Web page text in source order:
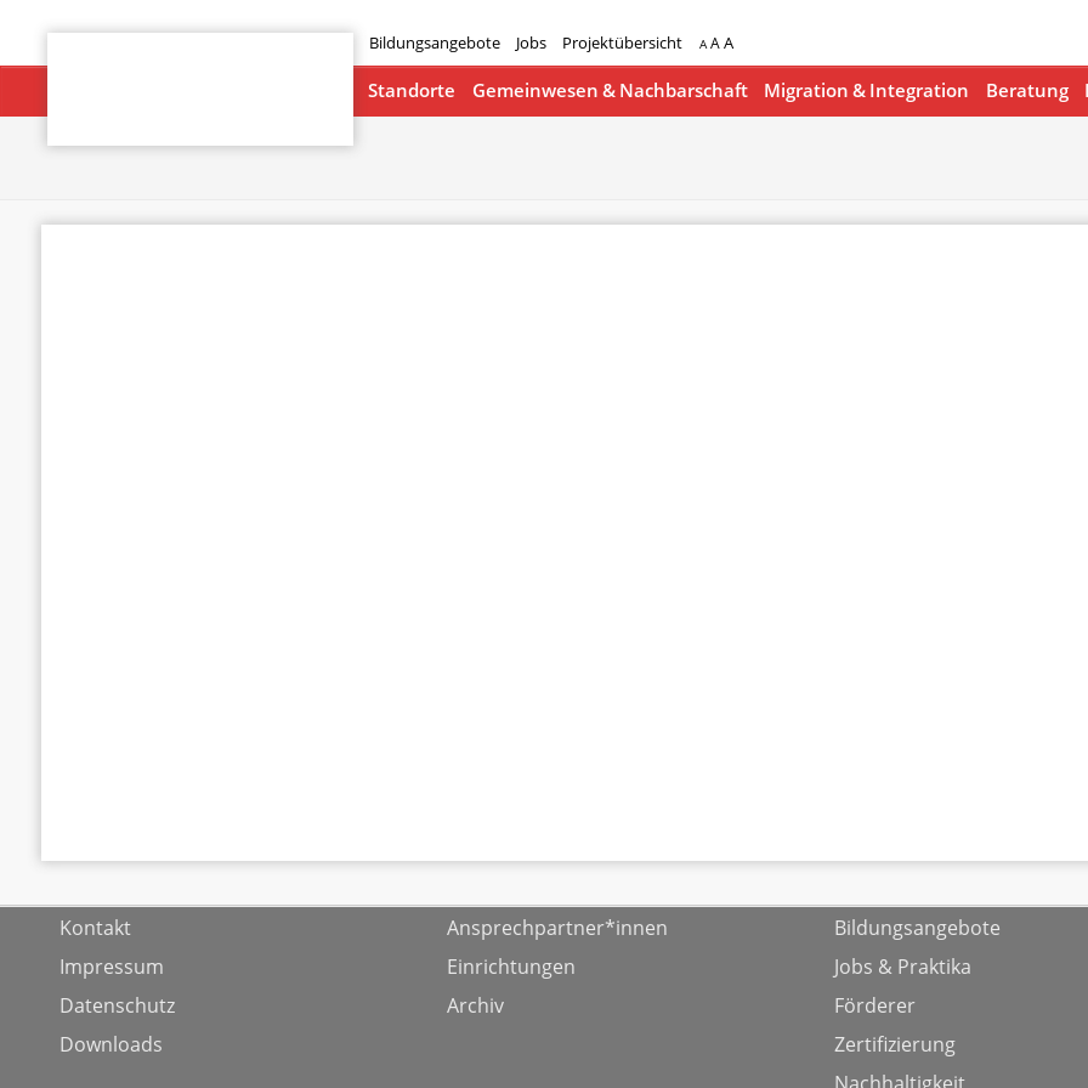
Bildungsangebote Jobs Projektübersicht A AA
Standorte Gemeinwesen & Nachbarschaft Migration & Integration Beratung
Kontakt
Impressum
Datenschutz
Downloads
Ansprechpartner*innen
Einrichtungen
Archiv
Bildungsangebote
Jobs & Praktika
Förderer
Zertifizierung